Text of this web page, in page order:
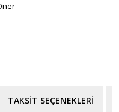
TAKSIT SEÇENEKLERI